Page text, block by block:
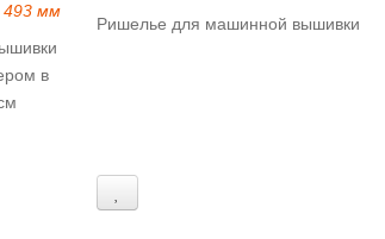
493 мм
в
Ришелье для машинной вышивки